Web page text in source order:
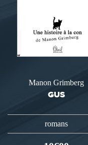
Manon Grimberg
GUS
romans